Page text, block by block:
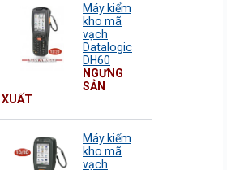
Máy kiểm
kho mã
vạch
Datalogic
DH60
NGƯNG
SẢN
XUẤT
Máy kiểm
kho mã
vạch